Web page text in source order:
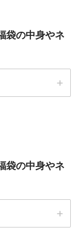
袋の中身やネ
袋の中身やネ